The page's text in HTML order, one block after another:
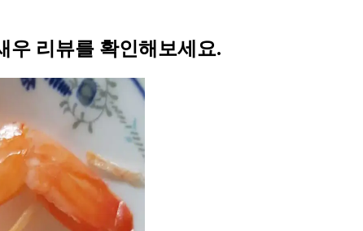
우 리뷰를 확인해보세요.